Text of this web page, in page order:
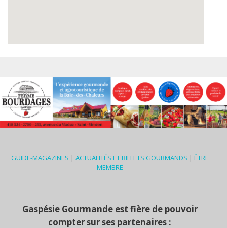
GUIDE-MAGAZINES | ACTUALITÉS ET BILLETS GOURMANDS | ÊTRE
MEMBRE
Gaspésie Gourmande est fière de pouvoir
compter sur ses partenaires :